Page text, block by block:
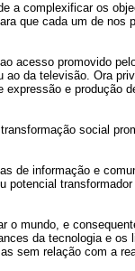
complexificar os
que cada um de
acesso promovido
da televisão. Ora
e
social
informação e
mundo, e
da tecnologia e
sem relação com a